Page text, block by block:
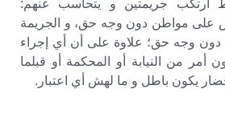
ارتكب جريمتين و يتحاسب عنهم:
على مواطن دون وجه حق، و الجريمة
دون وجه حق؛ علاوة على أن أي إجراء
أمر من النيابة أو المحكمة أو قبلما
يكون باطل و ما لهش أي اعتبار.